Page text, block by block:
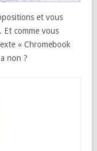
et vous
Et comme vous
« Chromebook
non ?